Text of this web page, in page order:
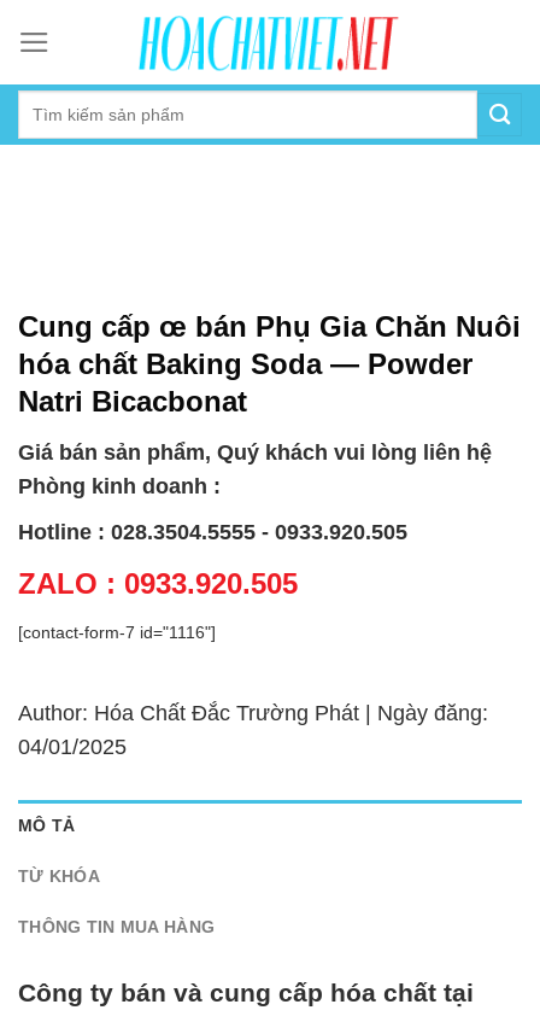
content
Cung cấp œ bán Phụ Gia Chăn Nuôi
hóa chất Baking Soda — Powder
Natri Bicacbonat
Giá bán sản phẩm, Quý khách vui lòng liên hệ
Phòng kinh doanh :
Hotline : 028.3504.5555 - 0933.920.505
ZALO : 0933.920.505
[contact-form-7 id="1116"]
Author: Hóa Chất Đắc Trường Phát | Ngày đăng:
04/01/2025
MÔ TẢ
TỪ KHÓA
THÔNG TIN MUA HÀNG
Công ty bán và cung cấp hóa chất tại